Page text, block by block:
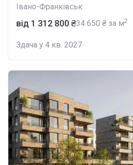
Івано-Франківськ
від ‍1 312 800 ₴‍34 650 ₴ за м2
Здача у 4 кв. 2027